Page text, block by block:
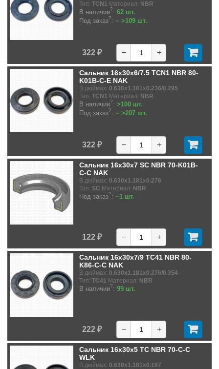
Тип: TCN1 Материал: NBR
В наличии?: 62 шт.
Под заказ?: ~ >109 шт.
322 ₽ − +
Сальник 16x30x6/7.5 TCN1 NBR 80-
K01B-C-E NAK
В дюймах: 0.630x1.181x0.236/0.295
Тип: TCN1 Материал: NBR
В наличии?: >100 шт.
Под заказ?: ~ >207 шт.
322 ₽ − +
Сальник 16x30x7 SC NBR 70-K01B-
C-C NAK
В дюймах: 0.630x1.181x0.276
Тип: SC Материал: NBR
Под заказ?: ~1 шт.
122 ₽ − +
Сальник 16x30x7/9 TC41 NBR 80-
K86-C-C NAK
В дюймах: 0.630x1.181x0.276/0.354
Тип: TC41 Материал: NBR
В наличии?: 99 шт.
222 ₽ − +
Сальник 16x30x5 TC NBR 70-C-C
WLK
В дюймах: 0.630x1.181x0.197